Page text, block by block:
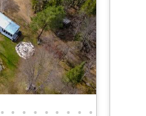
• • • • • • • • •